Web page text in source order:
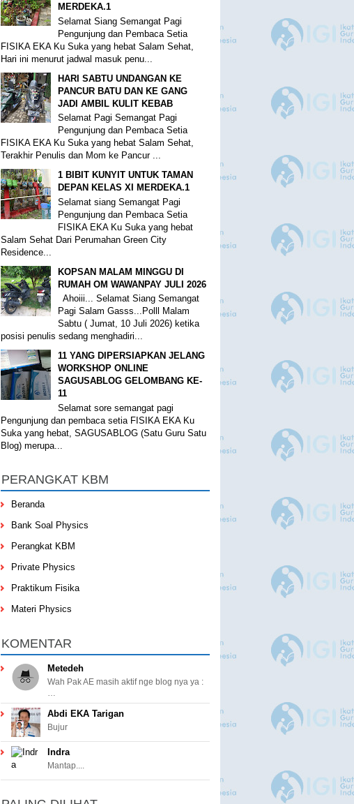
MERDEKA.1
Selamat Siang Semangat Pagi
Pengunjung dan Pembaca Setia
FISIKA EKA Ku Suka yang hebat Salam Sehat,
Hari ini menurut jadwal masuk penu...
HARI SABTU UNDANGAN KE
PANCUR BATU DAN KE GANG
JADI AMBIL KULIT KEBAB
Selamat Pagi Semangat Pagi
Pengunjung dan Pembaca Setia
FISIKA EKA Ku Suka yang hebat Salam Sehat,
Terakhir Penulis dan Mom ke Pancur ...
1 BIBIT KUNYIT UNTUK TAMAN
DEPAN KELAS XI MERDEKA.1
Selamat siang Semangat Pagi
Pengunjung dan Pembaca Setia
FISIKA EKA Ku Suka yang hebat
Salam Sehat Dari Perumahan Green City
Residence...
KOPSAN MALAM MINGGU DI
RUMAH OM WAWANPAY JULI 2026
Ahoiii... Selamat Siang Semangat
Pagi Salam Gasss...Polll Malam
Sabtu ( Jumat, 10 Juli 2026) ketika
posisi penulis sedang menghadiri...
11 YANG DIPERSIAPKAN JELANG
WORKSHOP ONLINE
SAGUSABLOG GELOMBANG KE-
11
Selamat sore semangat pagi
Pengunjung dan pembaca setia FISIKA EKA Ku
Suka yang hebat, SAGUSABLOG (Satu Guru Satu
Blog) merupa...
PERANGKAT KBM
Beranda
Bank Soal Physics
Perangkat KBM
Private Physics
Praktikum Fisika
Materi Physics
KOMENTAR
Metedeh
Wah Pak AE masih aktif nge blog nya ya :
…
Abdi EKA Tarigan
Bujur
Indra
Mantap....